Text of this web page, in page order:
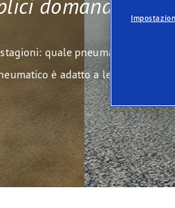
dei pneumatici
a lei?domande per
quale pneumatico fa al
è adatto a lei